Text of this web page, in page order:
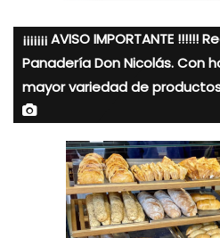
¡¡¡¡¡¡¡ AVISO IMPORTANTE
Panadería Don Nicolás. Con
mayor variedad de productos.